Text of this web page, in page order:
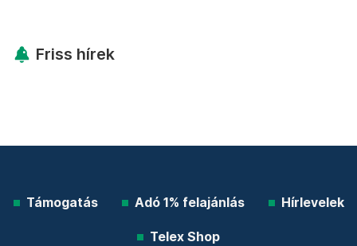
Friss hírek
Támogatás Adó 1% felajánlás Hírlevelek
Telex Shop